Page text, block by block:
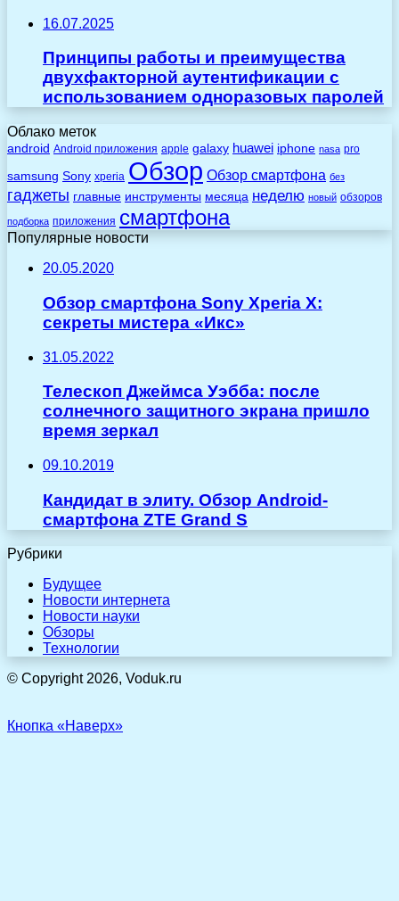
16.07.2025
Принципы работы и преимущества
двухфакторной аутентификации с
использованием одноразовых паролей
Облако меток
android Android приложения apple galaxy huawei iphone nasa pro
samsung Sony xperia Обзор Обзор смартфона без
гаджеты главные инструменты месяца неделю новый обзоров
подборка приложения смартфона
Популярные новости
20.05.2020
Обзор смартфона Sony Xperia X:
секреты мистера «Икс»
31.05.2022
Телескоп Джеймса Уэбба: после
солнечного защитного экрана пришло
время зеркал
09.10.2019
Кандидат в элиту. Обзор Android-
смартфона ZTE Grand S
Рубрики
Будущее
Новости интернета
Новости науки
Обзоры
Технологии
© Copyright 2026, Voduk.ru
Кнопка «Наверх»